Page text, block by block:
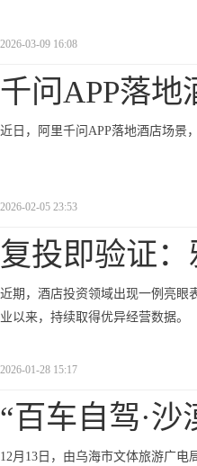
2026-03-09 16:08
千问APP落地
近日，阿里千问APP落地酒店场景
2026-02-05 23:53
复投即验证
近期，酒店投资领域出现一例亮眼
业以来，持续取得优异经营数据。
2026-01-28 15:17
“百车自驾·沙
12月13日，由乌海市文体旅游广